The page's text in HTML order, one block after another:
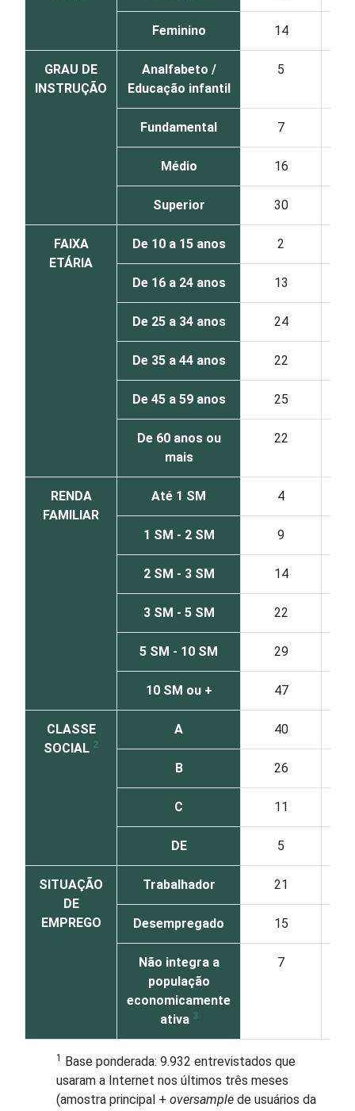
Feminino 14
GRAU DE
INSTRUÇÃO
Analfabeto /
Educação infantil
5
Fundamental 7
Médio 16
Superior 30
FAIXA
ETÁRIA
De 10 a 15 anos 2
De 16 a 24 anos 13
De 25 a 34 anos 24
De 35 a 44 anos 22
De 45 a 59 anos 25
De 60 anos ou
mais
22
RENDA
FAMILIAR
Até 1 SM 4
1 SM - 2 SM 9
2 SM - 3 SM 14
3 SM - 5 SM 22
5 SM - 10 SM 29
10 SM ou + 47
CLASSE
SOCIAL 2
A 40
B 26
C 11
DE 5
SITUAÇÃO
DE
EMPREGO
Trabalhador 21
Desempregado 15
Não integra a
população
economicamente
ativa 3
7
1 Base ponderada: 9.932 entrevistados que
usaram a Internet nos últimos três meses
(amostra principal + oversample de usuários da